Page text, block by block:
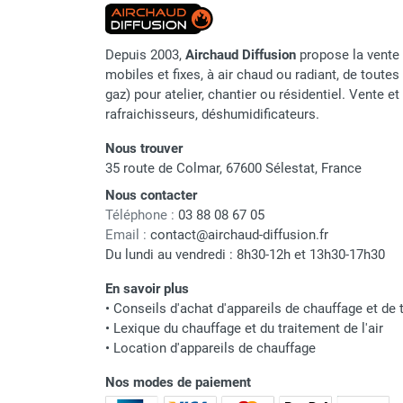
Parasol chauffant et radiant
Parasol chauffant à gaz
Parasol chauffant et radiant sur
mât électrique
Chauffage infrarouge fixe mur et
plafond
Chauffage radiant électrique
Chauffage Infrarouge électrique fixe
Panneau rayonnant
Lustre infrarouge électrique
suspendu
Réglette et cassette rayonnante
Chauffage tube radiant et radiant
lumineux au gaz
au gaz
Référence fournisseur
Nom du modèle
Classement produit
Depuis 2003, Airchaud Diffusion propose la
mobiles et fixes, à air chaud ou radiant, de
gaz) pour atelier, chantier ou résidentiel. Vente
rafraichisseurs, déshumidificateurs.
Nous trouver
35 route de Colmar, 67600 Sélestat, France
Nous contacter
Téléphone : 03 88 08 67 05
Email : contact@airchaud-diffusion.fr
Du lundi au vendredi : 8h30-12h et 13h30-17h30
En savoir plus
• Conseils d'achat d'appareils de chauffage et de
• Lexique du chauffage et du traitement de l'air
• Location d'appareils de chauffage
Nos modes de paiement